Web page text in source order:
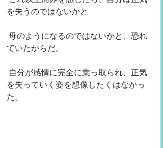
を失うのではないかと
ていたからだ。
を失っていく姿を想像したくはなかっ
た。